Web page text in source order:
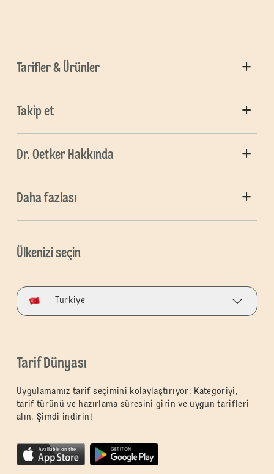
Tarifler & Ürünler
Takip et
Dr. Oetker Hakkında
Daha fazlası
Ülkenizi seçin
Turkiye
Tarif Dünyası
Uygulamamız tarif seçimini kolaylaştırıyor: Kategoriyi,
tarif türünü ve hazırlama süresini girin ve uygun tarifleri
alın. Şimdi indirin!